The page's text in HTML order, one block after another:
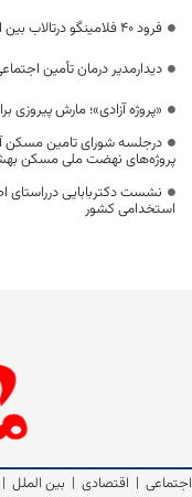
فرود ۴۰ فلامینگو درتالاب بین المللی پارک ملی بوجاق
دیدارمدیر درمان تأمین
«پروژه آزادی»؛ مارش
درجلسه شورای تامین مسکن
پروژه‌های نهضت ملی مسکن
نشست دکتربابایی درراستای
استخدامی کشور
اجتماعی | اقتصادی | بین الملل |